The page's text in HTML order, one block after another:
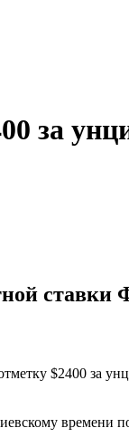
за
$2400 за
времени